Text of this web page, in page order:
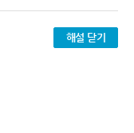
해설 닫기